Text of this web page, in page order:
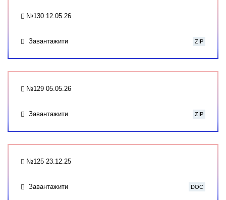
№130 12.05.26
Завантажити ZIP
№129 05.05.26
Завантажити ZIP
№125 23.12.25
Завантажити DOC